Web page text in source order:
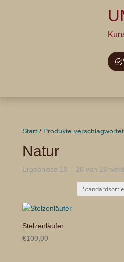
Start/ Produkte verschlagwortet
Natur
Ergebnisse 19 – 26 von 26
Stelzenläufer
€100,00